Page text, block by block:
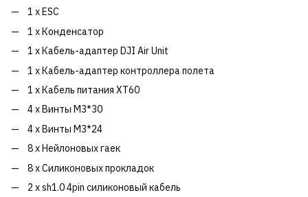
1 х ESC
1 х Конденсатор
1 х Кабель-адаптер DJI Air Unit
1 х Кабель-адаптер контроллера полета
1 х Кабель питания XT60
4 х Винты M3*30
4 х Винты M3*24
8 х Нейлоновых гаек
8 х Силиконовых прокладок
2 x sh1.0 4pin силиконовый кабель